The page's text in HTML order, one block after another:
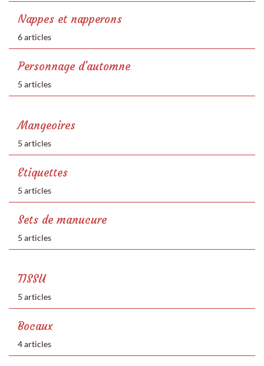
Nappes et napperons
6 articles
Personnage d'automne
5 articles
Mangeoires
5 articles
Etiquettes
5 articles
Sets de manucure
5 articles
TISSU
5 articles
Bocaux
4 articles